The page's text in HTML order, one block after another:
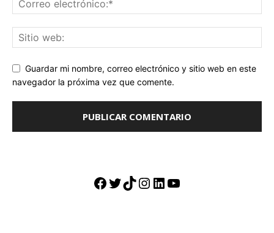
Guardar mi nombre, correo electrónico y sitio web en este
navegador la próxima vez que comente.
Facebook
Twitter
TikTok
Instagram
LinkedIn
YouTube